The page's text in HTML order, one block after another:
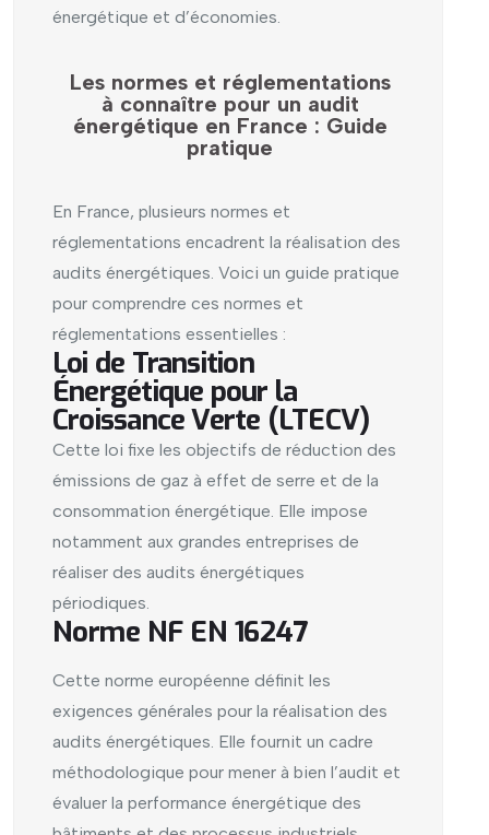
énergétique et d’économies.
Les normes et réglementations
à connaître pour un audit
énergétique en France : Guide
pratique
En France, plusieurs normes et
réglementations encadrent la réalisation des
audits énergétiques. Voici un guide pratique
pour comprendre ces normes et
réglementations essentielles :
Loi de Transition
Énergétique pour la
Croissance Verte (LTECV)
Cette loi fixe les objectifs de réduction des
émissions de gaz à effet de serre et de la
consommation énergétique. Elle impose
notamment aux grandes entreprises de
réaliser des audits énergétiques
périodiques.
Norme NF EN 16247
Cette norme européenne définit les
exigences générales pour la réalisation des
audits énergétiques. Elle fournit un cadre
méthodologique pour mener à bien l’audit et
évaluer la performance énergétique des